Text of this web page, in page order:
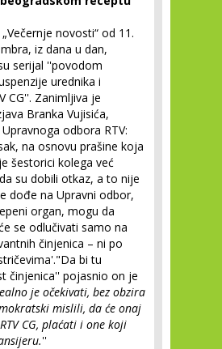
novosti“ od 11.
iz dana u dan,
serijal ''povodom
urednika i
CG''. Zanimljiva je
Branka Vujisića,
odbora RTV:
na osnovu prašine koja
šestorici kolega već
su dobili otkaz, a to nije
dođe na Upravni odbor,
organ, mogu da
se odlučivati samo na
činjenica – ni po
bi tu
činjenica'' pojasnio on je
je očekivati, bez obzira
mislili, da će onaj
CG, plaćati i one koji
''